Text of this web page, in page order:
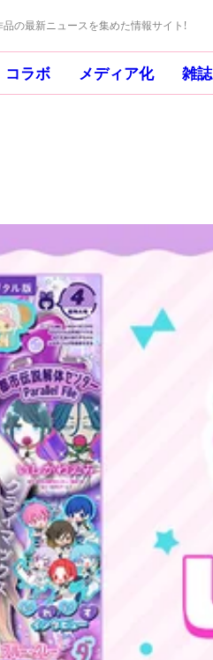
の最新ニュースを集めた情報サイト!
コラボ メディア化 雑誌